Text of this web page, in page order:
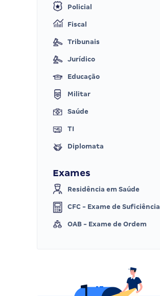
Policial
Fiscal
Tribunais
Jurídico
Educação
Militar
Saúde
TI
Diplomata
Exames
Residência em Saúde
CFC - Exame de Suficiência
OAB - Exame de Ordem